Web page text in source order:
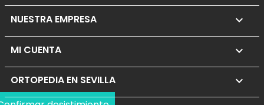
NUESTRA EMPRESA 
MI CUENTA 
ORTOPEDIA EN SEVILLA keyboard_arrow_down